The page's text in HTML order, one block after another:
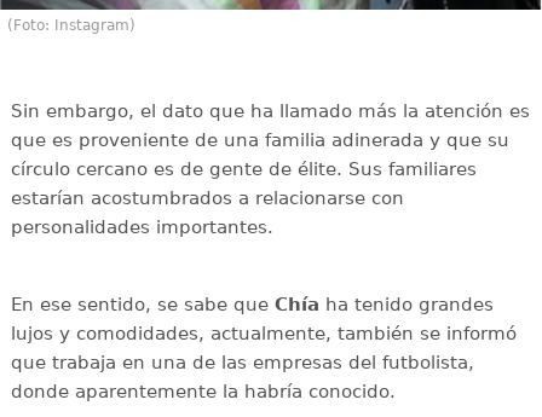
(Foto: Instagram)
Sin embargo, el dato que ha llamado más la atención es
que es proveniente de una familia adinerada y que su
círculo cercano es de gente de élite. Sus familiares
estarían acostumbrados a relacionarse con
personalidades importantes.
En ese sentido, se sabe que Chía ha tenido grandes
lujos y comodidades, actualmente, también se informó
que trabaja en una de las empresas del futbolista,
donde aparentemente la habría conocido.